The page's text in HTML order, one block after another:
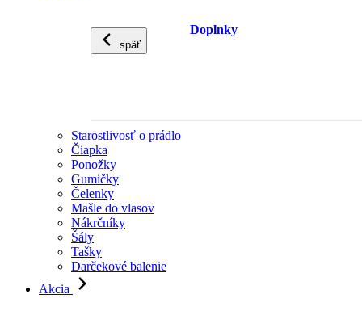
späť
Doplnky
Starostlivosť o prádlo
Čiapka
Ponožky
Gumičky
Čelenky
Mašle do vlasov
Nákrčníky
Šály
Tašky
Darčekové balenie
Akcia